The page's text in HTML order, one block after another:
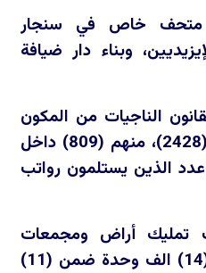
متحف خاص في سنجار
وبناء دار ضيافة
الناجيات من المكون
الإيزيدي وبقية المكونات (2428)، منهم (809) داخل
خارجه، وعدد الذين يستلمون رواتب
تمليك أراض ومجمعات
سكنية للإيزيديين بلغت (14) الف وحدة ضمن (11)